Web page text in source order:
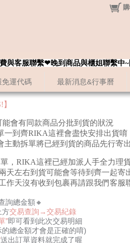
免運代碼 最新消息&行事曆
與客服聯繫❤晚到商品與櫃姐聯繫中